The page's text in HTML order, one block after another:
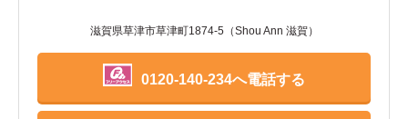
滋賀県草津市草津町1874-5（Shou Ann 滋賀）
0120-140-234へ電話する